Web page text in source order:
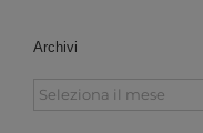
Archivi
Archivi